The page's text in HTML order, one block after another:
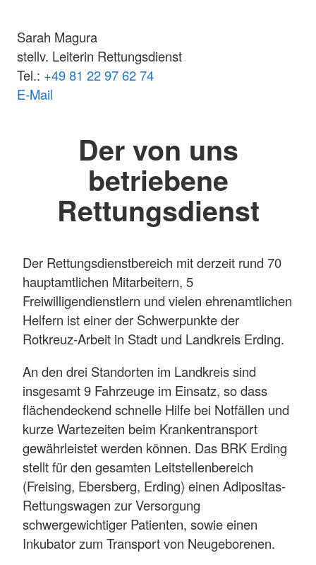
Sarah Magura
stellv. Leiterin Rettungsdienst
Tel.: +49 81 22 97 62 74
E-Mail
Der von uns
betriebene
Rettungsdienst
Der Rettungsdienstbereich mit derzeit rund 70
hauptamtlichen Mitarbeitern, 5
Freiwilligendienstlern und vielen ehrenamtlichen
Helfern ist einer der Schwerpunkte der
Rotkreuz-Arbeit in Stadt und Landkreis Erding.
An den drei Standorten im Landkreis sind
insgesamt 9 Fahrzeuge im Einsatz, so dass
flächendeckend schnelle Hilfe bei Notfällen und
kurze Wartezeiten beim Krankentransport
gewährleistet werden können. Das BRK Erding
stellt für den gesamten Leitstellenbereich
(Freising, Ebersberg, Erding) einen Adipositas-
Rettungswagen zur Versorgung
schwergewichtiger Patienten, sowie einen
Inkubator zum Transport von Neugeborenen.